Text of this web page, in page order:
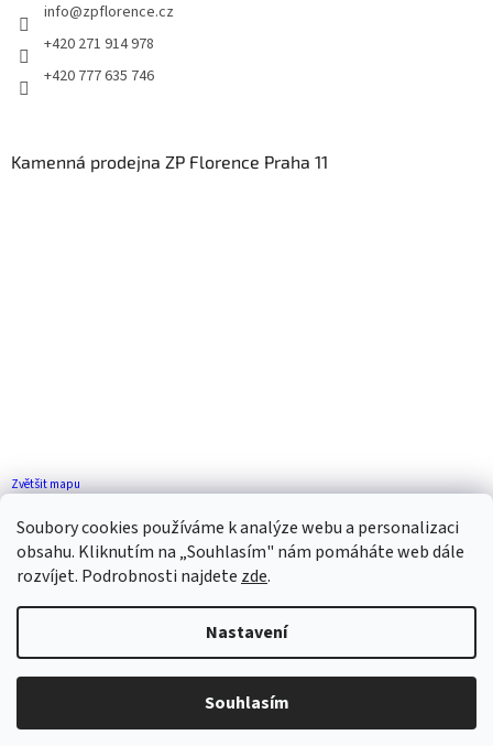
Soubory cookies používáme k analýze webu a personalizaci
obsahu. Kliknutím na „Souhlasím" nám pomáháte web dále
rozvíjet. Podrobnosti najdete zde.
Nastavení
Souhlasím
info@zpflorence.cz
+420 271 914 978
+420 777 635 746
Kamenná prodejna ZP Florence Praha 11
Zvětšit mapu
Vytvořil Shoptet
ZP FLORENCE. Všechna práva vyhrazena.